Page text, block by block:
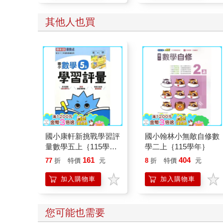
其他人也買
國小康軒新挑戰學習評
量數學五上｛115學
年｝
77 折 特價 161 元
加入購物車
國小翰林小無敵自修數
學二上｛115學年｝
8 折 特價 404 元
加入購物車
您可能也需要